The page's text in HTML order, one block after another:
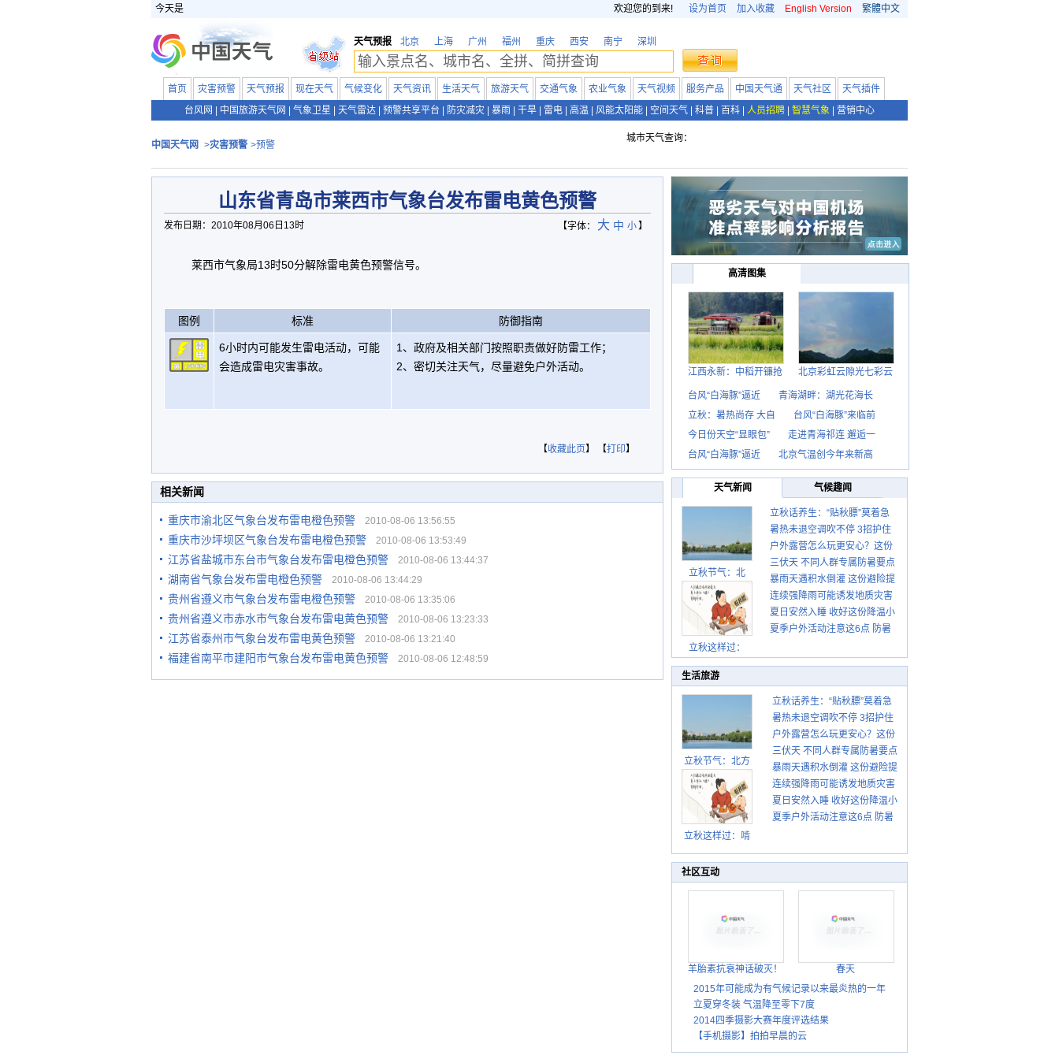
今天是 欢迎您的到来! 设为首页 加入收藏 English Version 繁體中文
天气预报 北京 上海 广州 福州 重庆 西安 南宁 深圳
首页 灾害预警 天气预报 现在天气 气候变化 天气资讯 生活天气 旅游天气 交通气象 农业气象 天气视频 服务产品 中国天气通 天气社区
天气插件
台风网
中国旅游天气网 气象卫星 天气雷达 预警共享平台 防灾减灾 暴雨 干旱 雷电 高温 风能太阳能 空间天气 科普 百科 人员招聘 智慧气象 营销中心
中国天气网 >灾害预警 >预警
城市天气查询：
山东省青岛市莱西市气象台发布雷电黄色预警
发布日期：2010年08月06日13时 【字体： 大 中 小】
莱西市气象局13时50分解除雷电黄色预警信号。
图例 标准 防御指南
6小时内可能发生雷电活动，可能
会造成雷电灾害事故。
1、政府及相关部门按照职责做好防雷工作；
2、密切关注天气，尽量避免户外活动。
【收藏此页】 【打印】
相关新闻
重庆市渝北区气象台发布雷电橙色预警 2010-08-06 13:56:55
重庆市沙坪坝区气象台发布雷电橙色预警 2010-08-06 13:53:49
江苏省盐城市东台市气象台发布雷电橙色预警 2010-08-06 13:44:37
湖南省气象台发布雷电橙色预警 2010-08-06 13:44:29
贵州省遵义市气象台发布雷电橙色预警 2010-08-06 13:35:06
贵州省遵义市赤水市气象台发布雷电黄色预警 2010-08-06 13:23:33
江苏省泰州市气象台发布雷电黄色预警 2010-08-06 13:21:40
福建省南平市建阳市气象台发布雷电黄色预警 2010-08-06 12:48:59
高清图集
江西永新：中稻开镰抢 北京彩虹云隙光七彩云
台风“白海豚”逼近
青海湖畔：湖光花海长
立秋：暑热尚存 大自
台风“白海豚”来临前
今日份天空“显眼包”
走进青海祁连 邂逅一
台风“白海豚”逼近
北京气温创今年来新高
天气新闻 气候趣闻
立秋节气：北
立秋这样过：
立秋话养生：“贴秋膘”莫着急
先清暑再防燥
暑热未退空调吹不停 3招护住
肩颈不酸痛
户外露营怎么玩更安心？这份
攻略请收好
三伏天 不同人群专属防暑要点
请收好
暴雨天遇积水倒灌 这份避险提
示请收好
连续强降雨可能诱发地质灾害
这些前兆要知道
夏日安然入睡 收好这份降温小
贴士
夏季户外活动注意这6点 防暑
生活旅游
立秋节气：北方
逐渐转凉 南方暑
热仍盛
立秋这样过：啃
祝丰收迎秋来
立秋话养生：“贴秋膘”莫着急
先清暑再防燥
暑热未退空调吹不停 3招护住
肩颈不酸痛
户外露营怎么玩更安心？这份
攻略请收好
三伏天 不同人群专属防暑要点
请收好
暴雨天遇积水倒灌 这份避险提
示请收好
连续强降雨可能诱发地质灾害
这些前兆要知道
夏日安然入睡 收好这份降温小
贴士
夏季户外活动注意这6点 防暑
社区互动
羊胎素抗衰神话破灭！
春天
2015年可能成为有气候记录以来最炎热的一年
立夏穿冬装 气温降至零下7度
2014四季摄影大赛年度评选结果
【手机摄影】拍拍早晨的云